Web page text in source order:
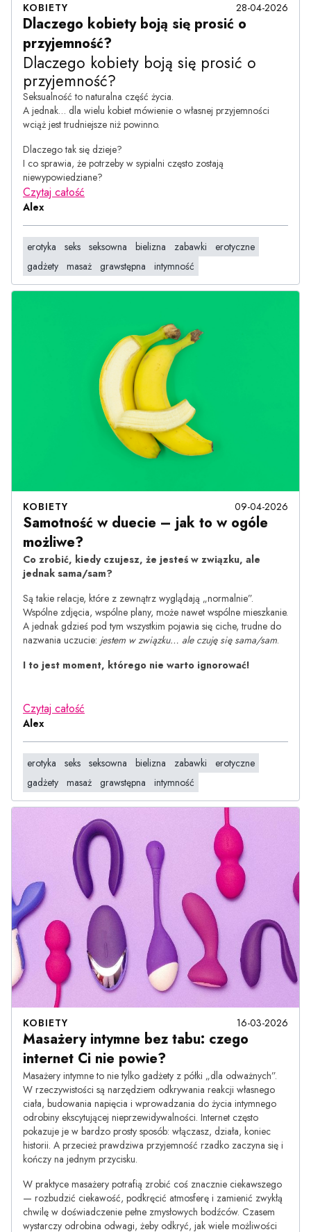
KOBIETY 28-04-2026
Dlaczego kobiety boją się prosić o
przyjemność?
Dlaczego kobiety boją się prosić o
przyjemność?
Seksualność to naturalna część życia.
A jednak… dla wielu kobiet mówienie o własnej przyjemności
wciąż jest trudniejsze niż powinno.
Dlaczego tak się dzieje?
I co sprawia, że potrzeby w sypialni często zostają
niewypowiedziane?
Czytaj całość
Alex
erotyka seks seksowna bielizna zabawki
erotyczne
gadżety masaż grawstępna intymność
KOBIETY 09-04-2026
Samotność w duecie – jak to w ogóle
możliwe?
Co zrobić, kiedy czujesz, że jesteś w związku, ale
jednak sama/sam?
Są takie relacje, które z zewnątrz wyglądają „normalnie”.
Wspólne zdjęcia, wspólne plany, może nawet wspólne mieszkanie.
A jednak gdzieś pod tym wszystkim pojawia się ciche, trudne do
nazwania uczucie: jestem w związku… ale czuję się sama/sam.
I to jest moment, którego nie warto ignorować!
Czytaj całość
Alex
erotyka seks seksowna bielizna zabawki
erotyczne
gadżety masaż grawstępna intymność
KOBIETY 16-03-2026
Masażery intymne bez tabu: czego
internet Ci nie powie?
Masażery intymne to nie tylko gadżety z półki „dla odważnych”.
W rzeczywistości są narzędziem odkrywania reakcji własnego
ciała, budowania napięcia i wprowadzania do życia intymnego
odrobiny ekscytującej nieprzewidywalności. Internet często
pokazuje je w bardzo prosty sposób: włączasz, działa, koniec
historii. A przecież prawdziwa przyjemność rzadko zaczyna się i
kończy na jednym przycisku.
W praktyce masażery potrafią zrobić coś znacznie ciekawszego
— rozbudzić ciekawość, podkręcić atmosferę i zamienić zwykłą
chwilę w doświadczenie pełne zmysłowych bodźców. Czasem
wystarczy odrobina odwagi, żeby odkryć, jak wiele możliwości